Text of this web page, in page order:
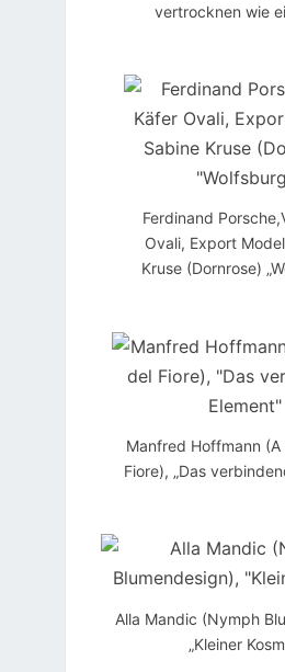
vertrocknen wie
Ferdinand
Ovali, Export
Kruse (Dornrose)
Manfred Hoffmann (A
Fiore), „Das
Alla Mandic (Nymph
„Kleiner